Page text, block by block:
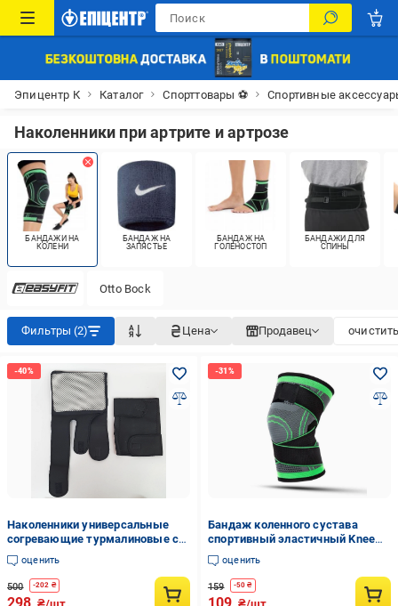
Эпицентр К Каталог Спорттовары ⚽ Спортивные
Наколенники при артрите и артрозе
БАНДАЖИ НА
КОЛЕНИ
БАНДАЖ НА
ЗАПЯСТЬЕ
БАНДАЖ НА
ГОЛЕНОСТОП
БАНДАЖИ ДЛЯ
СПИНЫ
Otto Bock
Фильтры (2) Цена Продавец
Наколенники универсальные
согревающие турмалиновые с
магнитными вставками на
липучках (XL-332)
оценить
500 -202 ₴
Бандаж коленного сустава
спортивный эластичный Knee
Support Черный/Зеленый
оценить
159 -50 ₴